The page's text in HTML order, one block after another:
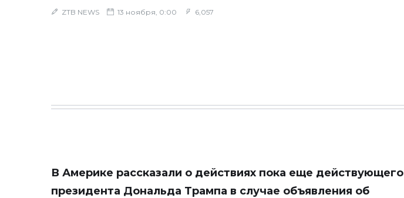
ZTB NEWS 13 ноября, 0:00 6,057
В Америке рассказали о действиях пока еще действующего
президента Дональда Трампа в случае объявления об